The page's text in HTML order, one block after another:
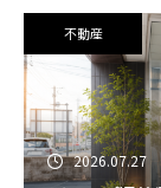
不動産
2026.07.27